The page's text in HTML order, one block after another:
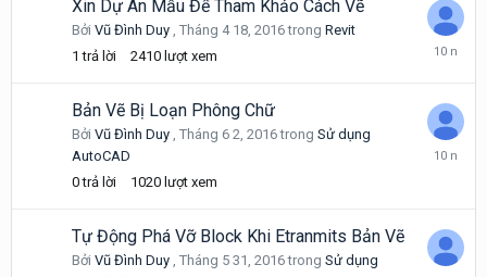
Xin Dự Án Mẫu Để Tham Khảo Cách Vẽ
Bởi Vũ Đình Duy , Tháng 4 18, 2016trong Revit
1 trả lời 2410 lượt xem
Tháng
2016
Bản Vẽ Bị Loạn Phông Chữ
Bởi Vũ Đình Duy , Tháng 6 2, 2016trong Sử dụng
AutoCAD
0 trả lời 1020 lượt xem
Tháng
Tự Động Phá Vỡ Block Khi Etranmits Bản Vẽ
Bởi Vũ Đình Duy , Tháng 5 31, 2016trong Sử dụng